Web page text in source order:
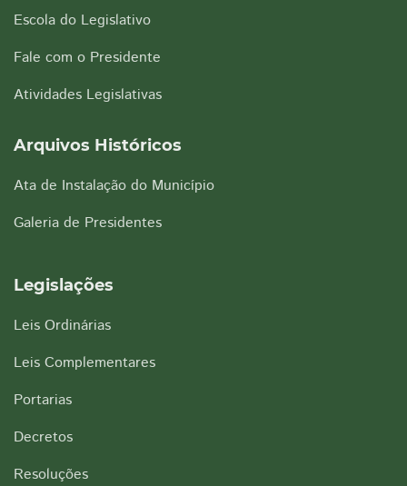
Escola do Legislativo
Fale com o Presidente
Atividades Legislativas
Arquivos Históricos
Ata de Instalação do Município
Galeria de Presidentes
Legislações
Leis Ordinárias
Leis Complementares
Portarias
Decretos
Resoluções